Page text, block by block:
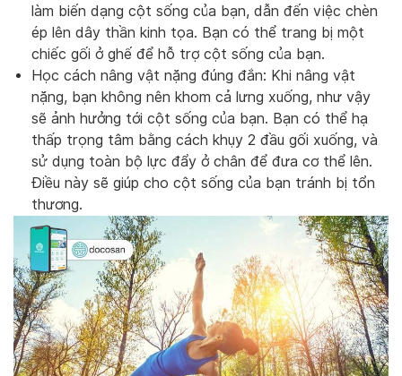
làm biến dạng cột sống của bạn, dẫn đến việc chèn
ép lên dây thần kinh tọa. Bạn có thể trang bị một
chiếc gối ở ghế để hỗ trợ cột sống của bạn.
Học cách nâng vật nặng đúng đắn: Khi nâng vật
nặng, bạn không nên khom cả lưng xuống, như vậy
sẽ ảnh hưởng tới cột sống của bạn. Bạn có thể hạ
thấp trọng tâm bằng cách khụy 2 đầu gối xuống, và
sử dụng toàn bộ lực đẩy ở chân để đưa cơ thể lên.
Điều này sẽ giúp cho cột sống của bạn tránh bị tổn
thương.